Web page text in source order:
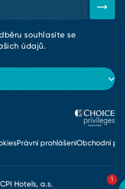
souhlasíte se
údajů.
Právní prohlášeníObchodní
Hotels, a.s.
1